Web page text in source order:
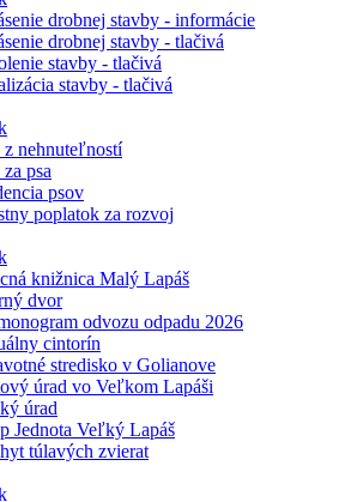
drobnej stavby - informácie
drobnej stavby - tlačivá
stavby - tlačivá
stavby - tlačivá
z nehnuteľností
psa
psov
poplatok za rozvoj
knižnica Malý Lapáš
dvor
odvozu odpadu 2026
cintorín
stredisko v Golianove
úrad vo Veľkom Lapáši
úrad
Jednota Veľký Lapáš
túlavých zvierat